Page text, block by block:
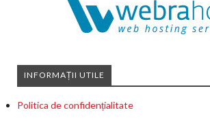
INFORMAȚII UTILE
Politica de confidențialitate